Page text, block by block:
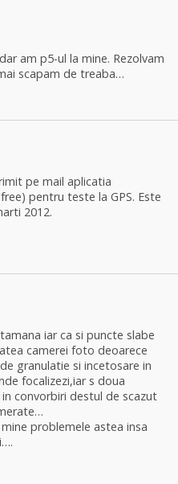
am p5-ul la mine. Rezolvam
scapam de treaba…
pe mail aplicatia
pentru teste la GPS. Este
2012.
iar ca si puncte slabe
camerei foto deoarece
granulatie si incetosare in
focalizezi,iar s doua
convorbiri destul de scazut
problemele astea insa